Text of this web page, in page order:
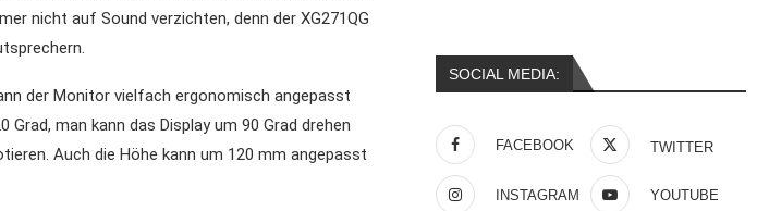
nicht auf Sound verzichten, denn der XG271QG
der Monitor vielfach ergonomisch angepasst
man kann das Display um 90 Grad drehen
Auch die Höhe kann um 120 mm angepasst
SOCIAL MEDIA:
FACEBOOK TWITTER
INSTAGRAM YOUTUBE